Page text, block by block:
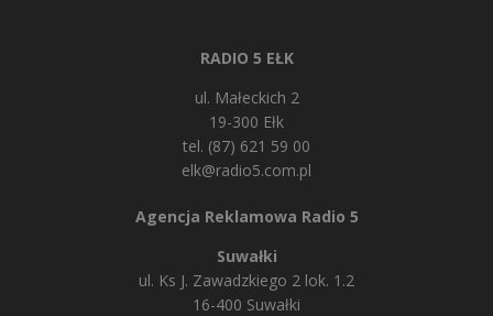
RADIO 5 EŁK
ul. Małeckich 2
19-300 Ełk
tel. (87) 621 59 00
elk@radio5.com.pl
Agencja Reklamowa Radio 5
Suwałki
ul. Ks J. Zawadzkiego 2 lok. 1.2
16-400 Suwałki